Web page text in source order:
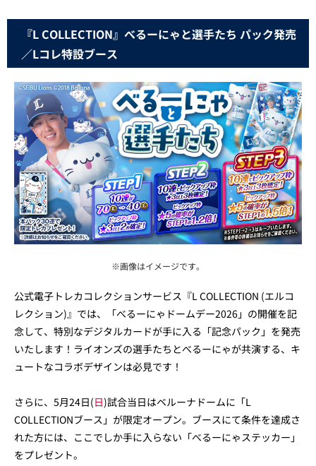
『L COLLECTION』べるーにゃと選手たち パック発売
／Lコレ特設ブース
※画像はイメージです。
公式電子トレカコレクションサービス『L COLLECTION (エルコ
レクション)』では、「べるーにゃドームデー2026」の開催を記
念して、特別なデジタルカードが手に入る「記念パック」を発売
いたします！ライオンズの選手たちとべるーにゃが共演する、キ
ュートなコラボデザインは必見です！
さらに、5月24日(日)試合当日はベルーナドームに「L
COLLECTIONブース」が限定オープン。ブースにて条件を達成さ
れた方には、ここでしか手に入らない「べるーにゃステッカー」
をプレゼント。